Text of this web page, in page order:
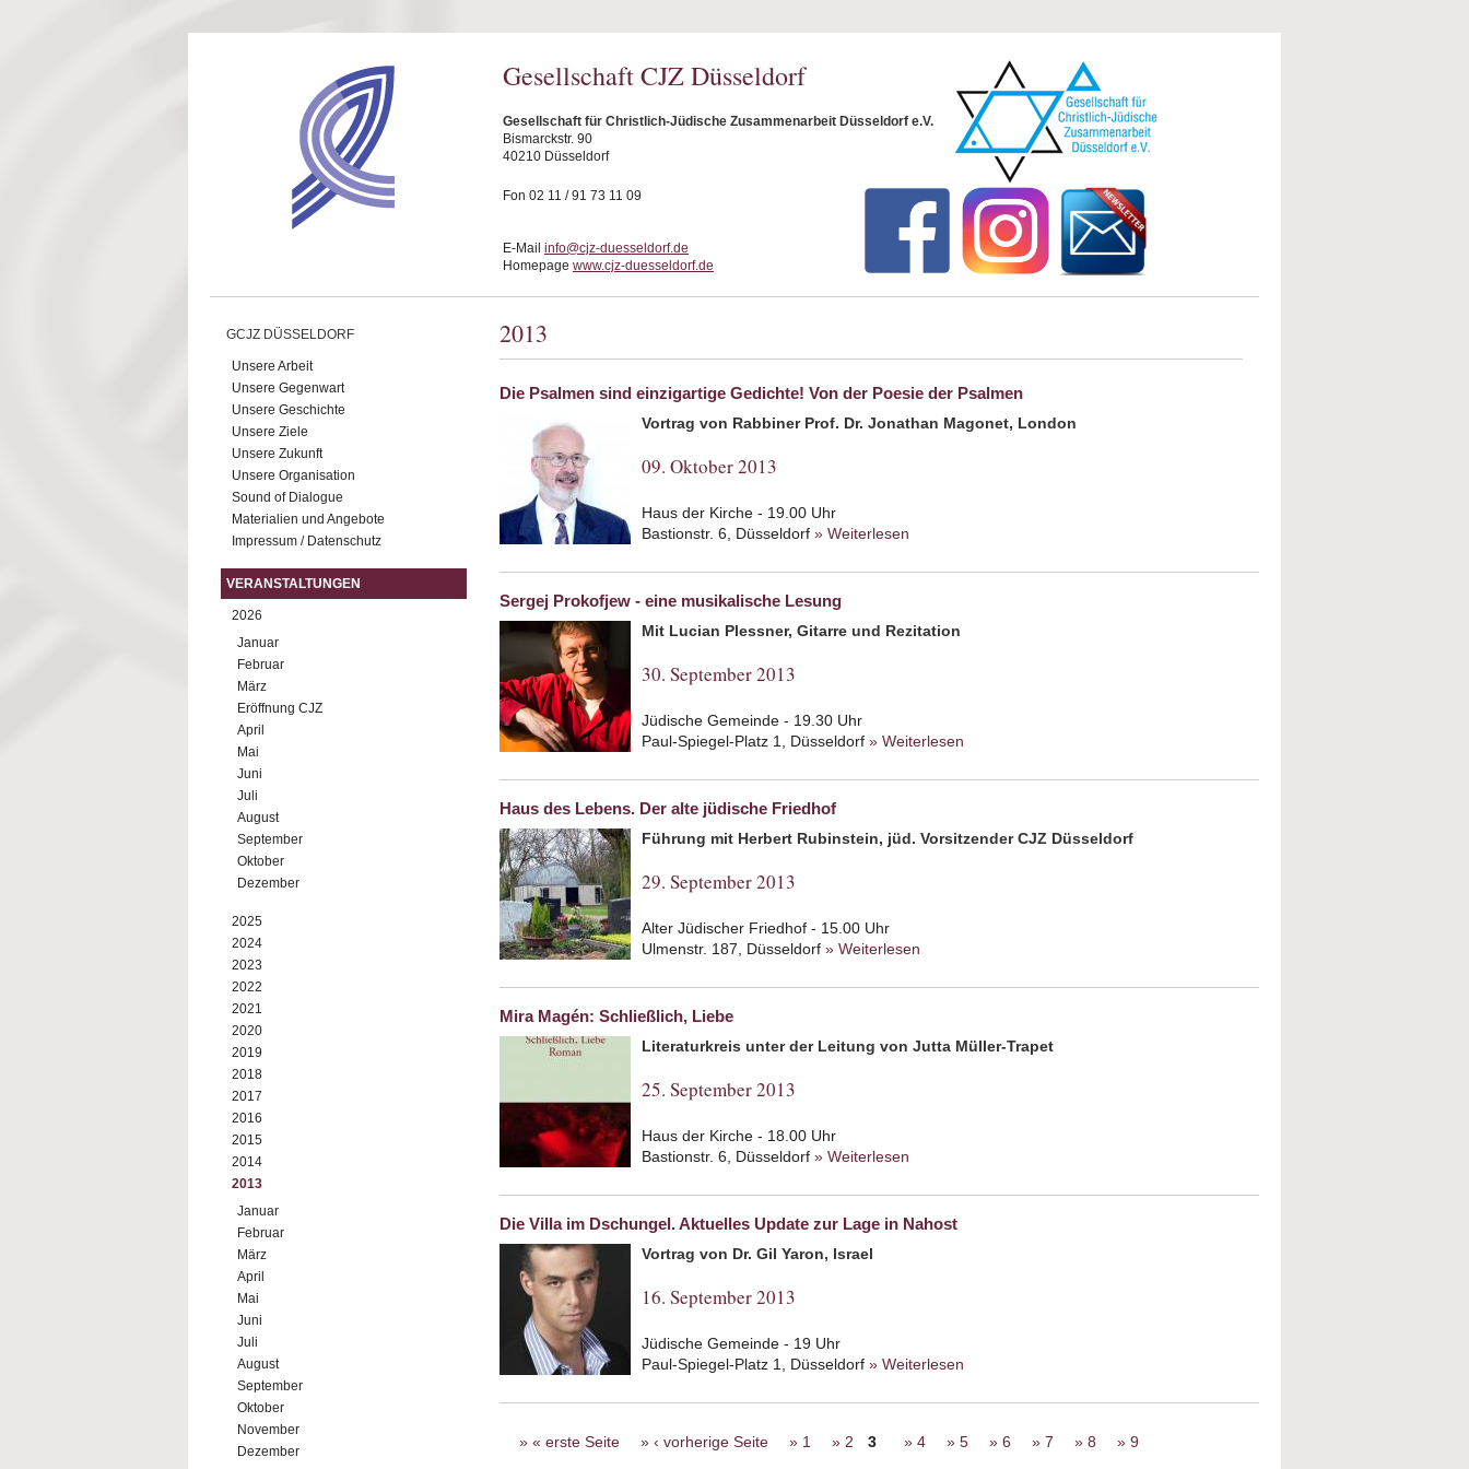
Gesellschaft CJZ Düsseldorf
Gesellschaft für Christlich-Jüdische Zusammenarbeit Düsseldorf e.V.
Bismarckstr. 90
40210 Düsseldorf
Fon 02 11 / 91 73 11 09
E-Mail info@cjz-duesseldorf.de
Homepage www.cjz-duesseldorf.de
GCJZ DÜSSELDORF
Unsere Arbeit
Unsere Gegenwart
Unsere Geschichte
Unsere Ziele
Unsere Zukunft
Unsere Organisation
Sound of Dialogue
Materialien und Angebote
Impressum / Datenschutz
VERANSTALTUNGEN
2026
Januar
Februar
März
Eröffnung CJZ
April
Mai
Juni
Juli
August
September
Oktober
Dezember
2025
2024
2023
2022
2021
2020
2019
2018
2017
2016
2015
2014
2013
Januar
Februar
März
April
Mai
Juni
Juli
August
September
Oktober
November
Dezember
2013
Die Psalmen sind einzigartige Gedichte! Von der Poesie der Psalmen
Vortrag von Rabbiner Prof. Dr. Jonathan Magonet, London
09. Oktober 2013
Haus der Kirche - 19.00 Uhr
Bastionstr. 6, Düsseldorf » Weiterlesen
Sergej Prokofjew - eine musikalische Lesung
Mit Lucian Plessner, Gitarre und Rezitation
30. September 2013
Jüdische Gemeinde - 19.30 Uhr
Paul-Spiegel-Platz 1, Düsseldorf » Weiterlesen
Haus des Lebens. Der alte jüdische Friedhof
Führung mit Herbert Rubinstein, jüd. Vorsitzender CJZ Düsseldorf
29. September 2013
Alter Jüdischer Friedhof - 15.00 Uhr
Ulmenstr. 187, Düsseldorf » Weiterlesen
Mira Magén: Schließlich, Liebe
Literaturkreis unter der Leitung von Jutta Müller-Trapet
25. September 2013
Haus der Kirche - 18.00 Uhr
Bastionstr. 6, Düsseldorf » Weiterlesen
Die Villa im Dschungel. Aktuelles Update zur Lage in Nahost
Vortrag von Dr. Gil Yaron, Israel
16. September 2013
Jüdische Gemeinde - 19 Uhr
Paul-Spiegel-Platz 1, Düsseldorf » Weiterlesen
Seiten
« erste Seite ‹ vorherige Seite 1 2 3 4 5 6 7 8 9